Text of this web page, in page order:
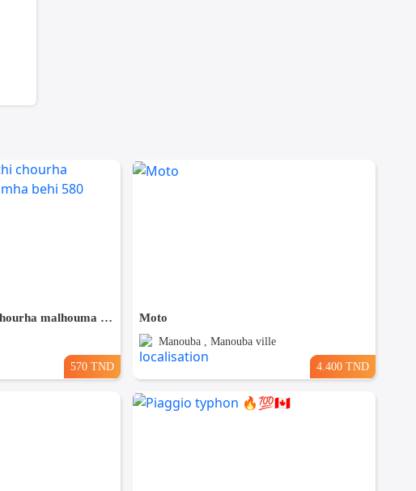
Ciao bon état ta9thi chourha malhouma ama soumha behi 580
570 TND
Moto
Manouba , Manouba ville
4.400 TND